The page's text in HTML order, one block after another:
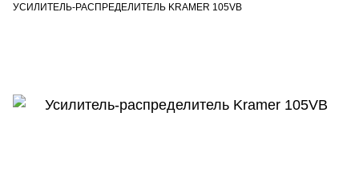
УСИЛИТЕЛЬ-РАСПРЕДЕЛИТЕЛЬ KRAMER 105VB